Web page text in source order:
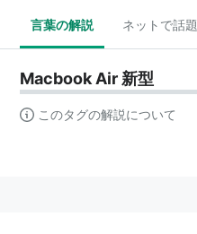
言葉の解説 ネットで話題
Macbook Air 新型
このタグの解説について